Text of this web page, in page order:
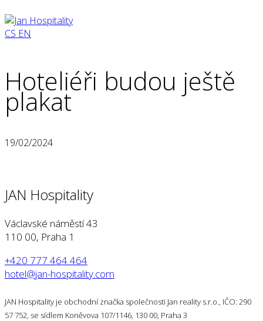
CS EN
Hoteliéři budou ještě
plakat
19/02/2024
JAN Hospitality
Václavské náměstí 43
110 00, Praha 1
+420 777 464 464
hotel@jan-hospitality.com
JAN Hospitality je obchodní značka společnosti Jan reality s.r.o., IČO: 290
57 752, se sídlem Koněvova 107/1146, 130 00, Praha 3